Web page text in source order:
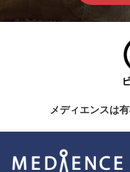
メディエンスは